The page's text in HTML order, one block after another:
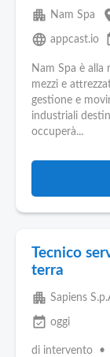
apartment Nam Spa
language appcast.io
Nam Spa è
mezzi e
gestione e
industriali
occuperà...
Tecnico
terra
apartment Sapiens
event_available oggi
di intervento •